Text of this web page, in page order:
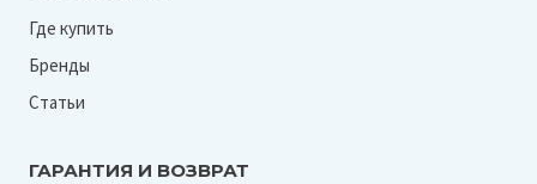
Где купить
Бренды
Статьи
ГАРАНТИЯ И ВОЗВРАТ